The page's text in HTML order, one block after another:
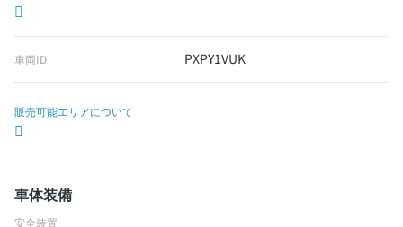
車両ID PXPY1VUK
販売可能エリアについて
車体装備
安全装置